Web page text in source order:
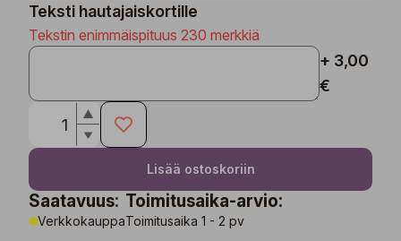
Teksti hautajaiskortille
Tekstin enimmäispituus 230 merkkiä
+ 3,00
€
Lisää ostoskoriin
Saatavuus:
Verkkokauppa
Toimitusaika-arvio:
Toimitusaika 1 - 2 pv